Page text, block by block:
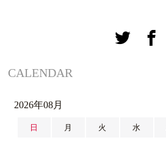
CALENDAR
2026年08月
日 月 火 水